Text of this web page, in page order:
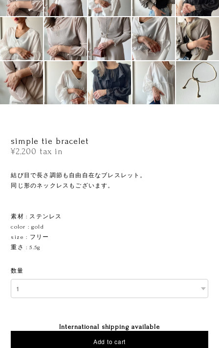
simple tie bracelet
¥2,200 tax in
結び目で長さ調節も自由自在なブレスレット。
同じ形のネックレスもございます。
素材 : ステンレス
color : gold
size : フリー
重さ : 5.5g
数量
International shipping available
Add to cart